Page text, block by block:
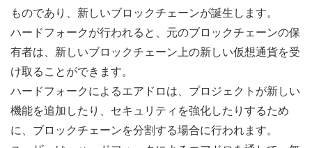
ものであり、新しいブロックチェーンが誕生します。
ハードフォークが行われると、元のブロックチェーンの保
有者は、新しいブロックチェーン上の新しい仮想通貨を受
け取ることができます。
ハードフォークによるエアドロは、プロジェクトが新しい
機能を追加したり、セキュリティを強化したりするため
に、ブロックチェーンを分割する場合に行われます。